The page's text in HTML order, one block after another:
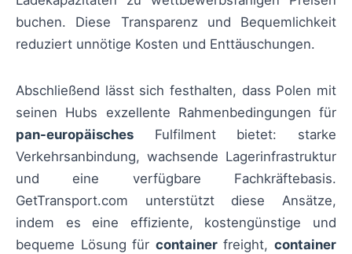
buchen. Diese Transparenz und Bequemlichkeit
reduziert unnötige Kosten und Enttäuschungen.
Abschließend lässt sich festhalten, dass Polen mit
seinen Hubs exzellente Rahmenbedingungen für
pan-europäisches Fulfilment bietet: starke
Verkehrsanbindung, wachsende Lagerinfrastruktur
und eine verfügbare Fachkräftebasis.
GetTransport.com unterstützt diese Ansätze,
indem es eine effiziente, kostengünstige und
bequeme Lösung für containerfreight,container